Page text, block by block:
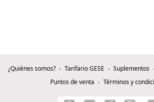
¿Quiénes somos? Tarifario GESE Suplementos
Puntos de venta
Términos y